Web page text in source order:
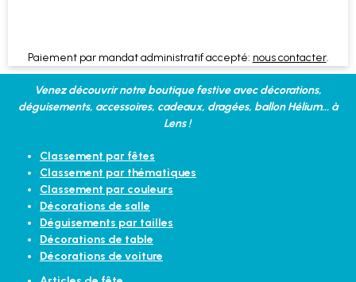
Paiement par mandat administratif accepté: nous contacter.
Venez découvrir notre boutique festive avec décorations,
déguisements, accessoires, cadeaux, dragées, ballon Hélium... à
Lens !
Classement par fêtes
Classement par thématiques
Classement par couleurs
Décorations de salle
Déguisements par tailles
Décorations de table
Décorations de voiture